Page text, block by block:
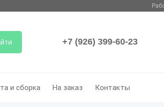
+7 (926) 399-60-23
и сборка На заказ Контакты